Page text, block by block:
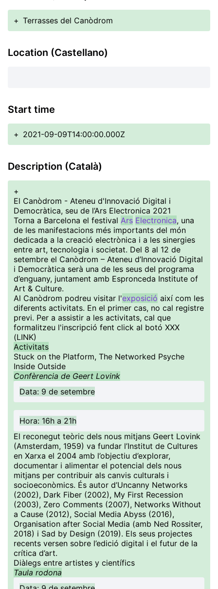
+ Terrasses del Canòdrom
Location (Castellano)
Start time
+ 2021-09-09T14:00:00.000Z
Description (Català)
+
El Canòdrom - Ateneu d'Innovació Digital i
Democràtica, seu de l’Ars Electronica 2021
Torna a Barcelona el festival Ars Electronica, una
de les manifestacions més importants del món
dedicada a la creació electrònica i a les sinergies
entre art, tecnologia i societat. Del 8 al 12 de
setembre el Canòdrom – Ateneu d’Innovació Digital
i Democràtica serà una de les seus del programa
d’enguany, juntament amb Espronceda Institute of
Art & Culture.
Al Canòdrom podreu visitar l'exposició així com les
diferents activitats. En el primer cas, no cal registre
previ. Per a assistir a les activitats, cal que
formalitzeu l'inscripció fent click al botó XXX
(LINK)
Activitats
Stuck on the Platform, The Networked Psyche
Inside Outside
Confèrencia de Geert Lovink
Data: 9 de setembre
Hora: 16h a 21h
El reconegut teòric dels nous mitjans Geert Lovink
(Amsterdam, 1959) va fundar l’Institut de Cultures
en Xarxa el 2004 amb l’objectiu d’explorar,
documentar i alimentar el potencial dels nous
mitjans per contribuir als canvis culturals i
socioeconòmics. És autor d’Uncanny Networks
(2002), Dark Fiber (2002), My First Recession
(2003), Zero Comments (2007), Networks Without
a Cause (2012), Social Media Abyss (2016),
Organisation after Social Media (amb Ned Rossiter,
2018) i Sad by Design (2019). Els seus projectes
recents versen sobre l’edició digital i el futur de la
crítica d’art.
Diàlegs entre artistes y científics
Taula rodona